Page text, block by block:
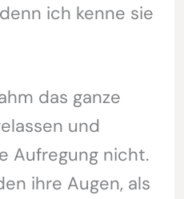
ich kenne sie
das ganze
und
Aufregung nicht.
ihre Augen, als